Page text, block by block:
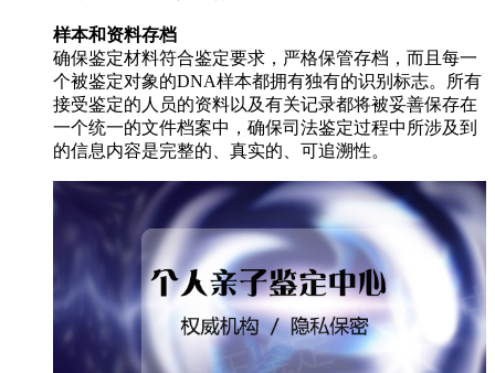
样本和资料存档
确保鉴定材料符合鉴定要求，严格保管存档，而且每一
个被鉴定对象的DNA样本都拥有独有的识别标志。所有
接受鉴定的人员的资料以及有关记录都将被妥善保存在
一个统一的文件档案中，确保司法鉴定过程中所涉及到
的信息内容是完整的、真实的、可追溯性。